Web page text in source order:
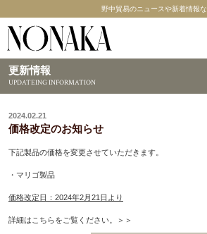
野中貿易のニュースや新着情報
更新情報
UPDATEING INFORMATION
2024.02.21
価格改定のお知らせ
下記製品の価格を変更させていただきます。
・マリゴ製品
価格改定日：2024年2月21日より
詳細はこちらをご覧ください。＞＞